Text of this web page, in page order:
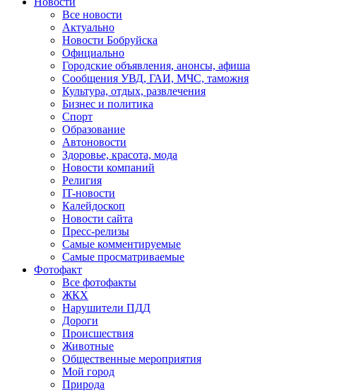
Все новости
Актуально
Новости Бобруйска
Официально
Городские объявления, анонсы, афиша
Сообщения УВД, ГАИ, МЧС, таможня
Культура, отдых, развлечения
Бизнес и политика
Спорт
Образование
Автоновости
Здоровье, красота, мода
Новости компаний
Религия
IT-новости
Калейдоскоп
Новости сайта
Пресс-релизы
Самые комментируемые
Самые просматриваемые
Фотофакт
Все фотофакты
ЖКХ
Нарушители ПДД
Дороги
Происшествия
Животные
Общественные мероприятия
Мой город
Природа